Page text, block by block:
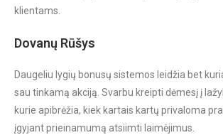
klientams.
Dovanų Rūšys
Daugeliu lygių bonusų sistemos leidžia bet
sau tinkamą akciją. Svarbu kreipti dėmesį į
kurie apibrėžia, kiek kartais kartų privaloma
įgyjant prieinamumą atsiimti laimėjimus.